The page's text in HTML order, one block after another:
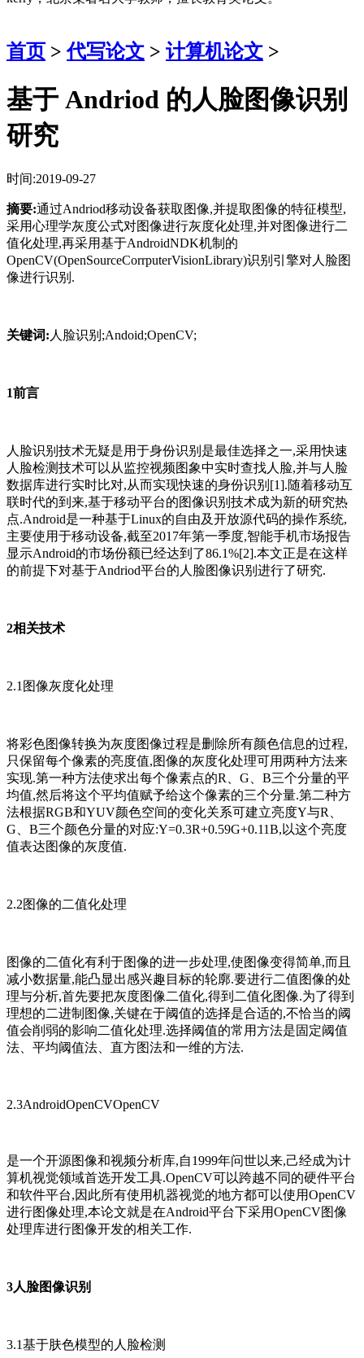
首页 >代写论文 > 计算机论文 >
基于 Andriod 的人脸图像识别
研究
时间:2019-09-27
摘要:通过Andriod移动设备获取图像,并提取图像的特征模型,
采用心理学灰度公式对图像进行灰度化处理,并对图像进行二
值化处理,再采用基于AndroidNDK机制的
OpenCV(OpenSourceCorrputerVisionLibrary)识别引擎对人脸图
像进行识别.
关键词: 人脸识别;Andoid;OpenCV;
1前言
人脸识别技术无疑是用于身份识别是最佳选择之一,采用快速
人脸检测技术可以从监控视频图象中实时查找人脸,并与人脸
数据库进行实时比对,从而实现快速的身份识别[1].随着移动互
联时代的到来,基于移动平台的图像识别技术成为新的研究热
点.Android是一种基于Linux的自由及开放源代码的操作系统,
主要使用于移动设备,截至2017年第一季度,智能手机市场报告
显示Android的市场份额已经达到了86.1%[2].本文正是在这样
的前提下对基于Andriod平台的人脸图像识别进行了研究.
2相关技术
2.1图像灰度化处理
将彩色图像转换为灰度图像过程是删除所有颜色信息的过程,
只保留每个像素的亮度值,图像的灰度化处理可用两种方法来
实现.第一种方法使求出每个像素点的R、G、B三个分量的平
均值,然后将这个平均值赋予给这个像素的三个分量.第二种方
法根据RGB和YUV颜色空间的变化关系可建立亮度Y与R、
G、B三个颜色分量的对应:Y=0.3R+0.59G+0.11B,以这个亮度
值表达图像的灰度值.
2.2图像的二值化处理
图像的二值化有利于图像的进一步处理,使图像变得简单,而且
减小数据量,能凸显出感兴趣目标的轮廓.要进行二值图像的处
理与分析,首先要把灰度图像二值化,得到二值化图像.为了得到
理想的二进制图像,关键在于阈值的选择是合适的,不恰当的阈
值会削弱的影响二值化处理.选择阈值的常用方法是固定阈值
法、平均阈值法、直方图法和一维的方法.
2.3AndroidOpenCVOpenCV
是一个开源图像和视频分析库,自1999年问世以来,己经成为计
算机视觉领域首选开发工具.OpenCV可以跨越不同的硬件平台
和软件平台,因此所有使用机器视觉的地方都可以使用OpenCV
进行图像处理,本论文就是在Android平台下采用OpenCV图像
处理库进行图像开发的相关工作.
3人脸图像识别
3.1基于肤色模型的人脸检测